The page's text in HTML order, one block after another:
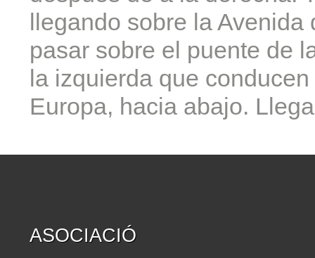
llegando sobre la
pasar sobre el puente de
la izquierda que
Europa, hacia abajo.
ASOCIACIÓ